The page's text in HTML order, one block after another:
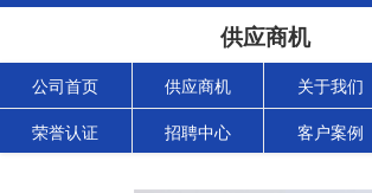
供应商机
公司首页 供应商机 关于我们
荣誉认证 招聘中心 客户案例